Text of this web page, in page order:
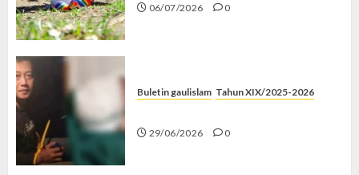
06/07/2026 0
Buletin gaulislam Tahun XIX/2025-2026
29/06/2026 0